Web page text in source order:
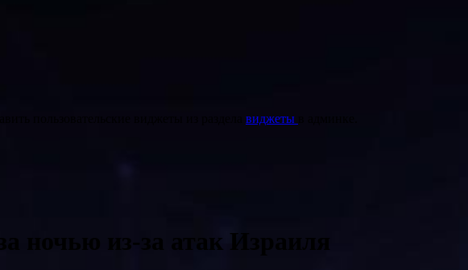
виджеты
ночью из-за атак Израиля